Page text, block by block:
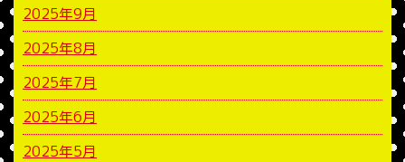
2025年9月
2025年8月
2025年7月
2025年6月
2025年5月